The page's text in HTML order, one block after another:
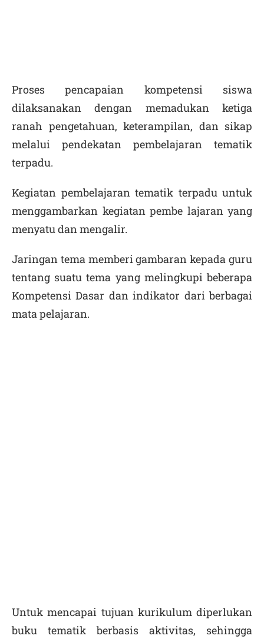
Proses pencapaian kompetensi siswa
dilaksanakan dengan memadukan ketiga
ranah pengetahuan, keterampilan, dan sikap
melalui pendekatan pembelajaran tematik
terpadu.
Kegiatan pembelajaran tematik terpadu untuk
menggambarkan kegiatan pembe lajaran yang
menyatu dan mengalir.
Jaringan tema memberi gambaran kepada guru
tentang suatu tema yang melingkupi beberapa
Kompetensi Dasar dan indikator dari berbagai
mata pelajaran.
Untuk mencapai tujuan kurikulum diperlukan
buku tematik berbasis aktivitas, sehingga